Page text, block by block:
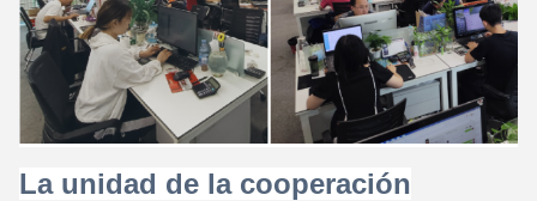
La unidad de la cooperación